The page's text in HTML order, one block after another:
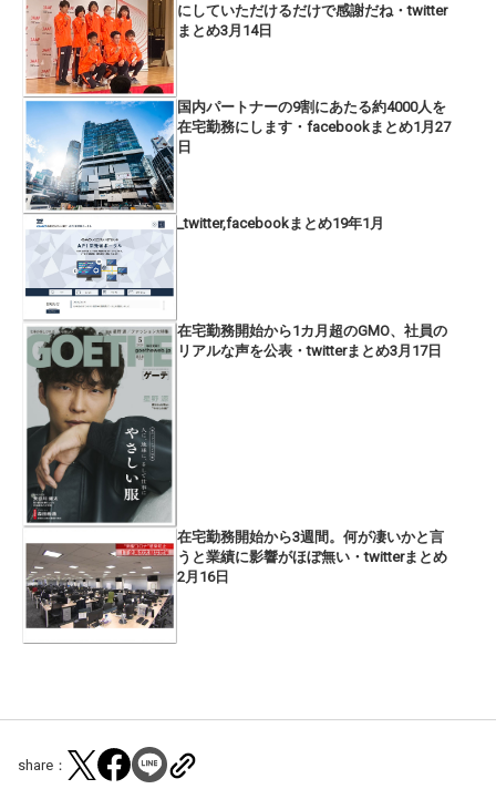
にしていただけるだけで感謝だね・twitter
まとめ3月14日
国内パートナーの9割にあたる約4000人を
在宅勤務にします・facebookまとめ1月27
日
_twitter,facebookまとめ19年1月
在宅勤務開始から1カ月超のGMO、社員の
リアルな声を公表・twitterまとめ3月17日
在宅勤務開始から3週間。何が凄いかと言
うと業績に影響がほぼ無い・twitterまとめ
2月16日
share：